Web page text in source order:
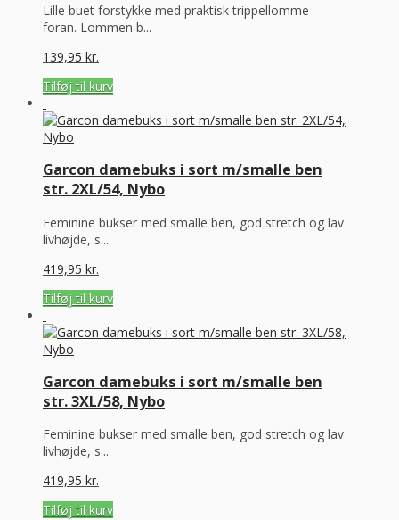
Lille buet forstykke med praktisk trippellomme
foran. Lommen b...
139,95 kr.
Tilføj til kurv
Garcon damebuks i sort m/smalle ben
str. 2XL/54, Nybo
Feminine bukser med smalle ben, god stretch og lav
livhøjde, s...
419,95 kr.
Tilføj til kurv
Garcon damebuks i sort m/smalle ben
str. 3XL/58, Nybo
Feminine bukser med smalle ben, god stretch og lav
livhøjde, s...
419,95 kr.
Tilføj til kurv